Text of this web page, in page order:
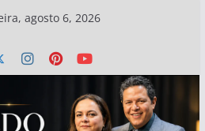
agosto 6, 2026